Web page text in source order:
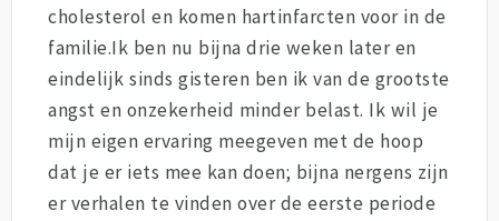
cholesterol en komen hartinfarcten voor in de
familie.Ik ben nu bijna drie weken later en
eindelijk sinds gisteren ben ik van de grootste
angst en onzekerheid minder belast. Ik wil je
mijn eigen ervaring meegeven met de hoop
dat je er iets mee kan doen; bijna nergens zijn
er verhalen te vinden over de eerste periode